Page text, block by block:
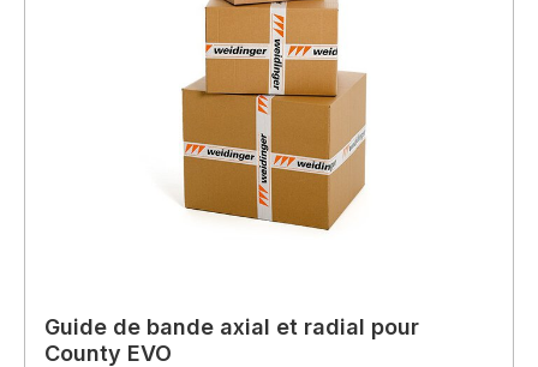
Guide de bande axial et radial pour
County EVO